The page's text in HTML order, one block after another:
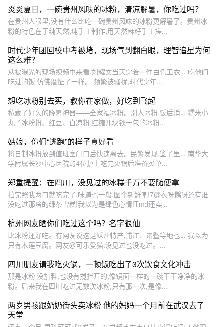
炎炎夏日，一碗贵州风味的冰粉，清凉解暑，你吃过吗？
在贵州人眼里,没有什么比吃一碗贵州风味的冰粉更解暑了。贵州冰
粉的特色在于纯天然,纯手工制作,用天然麻籽手工搓...
时代少年团回校中考被堵，现场气到翻白眼，理智追星为何
这么难？
从被曝光的现场视频中来看,刘耀文当天穿着一件白色卫衣... 吃他们
吃过的饭,仿佛魔怔了一样。 频繁被骚扰,时代少年...
想吃冰粉别去买，教你在家做，好吃到飞起
私藏了好久的降暑神器——全家福冰粉。别人冰粉,饭后消... 糯米小
丸子冰粉粉、红豆、白凉粉,红糖几块钱一包的冰粉...
姑娘，你们“逃跑”的样子真好看
将自制冰粉放到值班室门口后快速离去。民警发现,篮子里... 南华大
学附属长沙中心医院的4位护士吃完火锅后准备买单...
郑重提醒：在四川，没见过的冰糕千万不要随便拿
拍完照我两口就吃完了,味道也一般,图个新鲜吧!7@衣呀鹅呀还有谁
没吃过那啥的绿茶雪糕!我以为是绿色心情!Tmd还卖...
杭州网友晒你们吃过这个吗？名字很仙
比冰粉还好吃。有网友说这是嵊州特产,浦江、诸暨等地也... 我以为
只有木莲豆腐。网友@可乐爱猫:没见过也没吃过。...
四川朋友请我吃火锅，一顿饭吃出了3次饮食文化冲击
那是冰粉,没加料,也没有搅拌开的,像镜面一样的一碗干干净净的冰
粉。后来我在四川吃过无数次冰粉,只有那一次,是像...
两岁男孩跟奶奶街头卖冰粉 他的妈妈一个月前在武汉去了
天堂